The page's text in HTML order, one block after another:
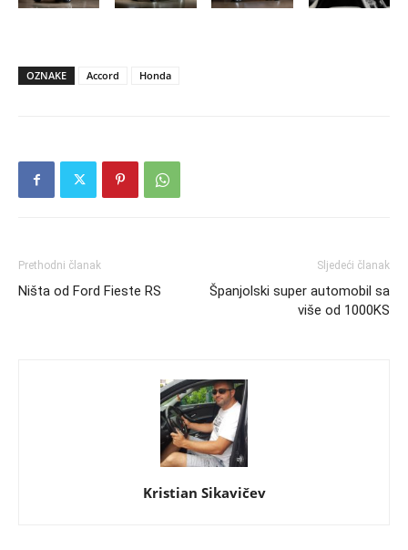
OZNAKE Accord Honda
Prethodni članak
Ništa od Ford Fieste RS
Sljedeći članak
Španjolski super automobil sa
više od 1000KS
Kristian Sikavičev